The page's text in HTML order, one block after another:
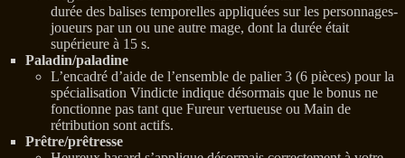
durée des balises temporelles appliquées sur les personnages-
joueurs par un ou une autre mage, dont la durée était
supérieure à 15 s.
Paladin/paladine
L’encadré d’aide de l’ensemble de palier 3 (6 pièces) pour la
spécialisation Vindicte indique désormais que le bonus ne
fonctionne pas tant que Fureur vertueuse ou Main de
rétribution sont actifs.
Prêtre/prêtresse